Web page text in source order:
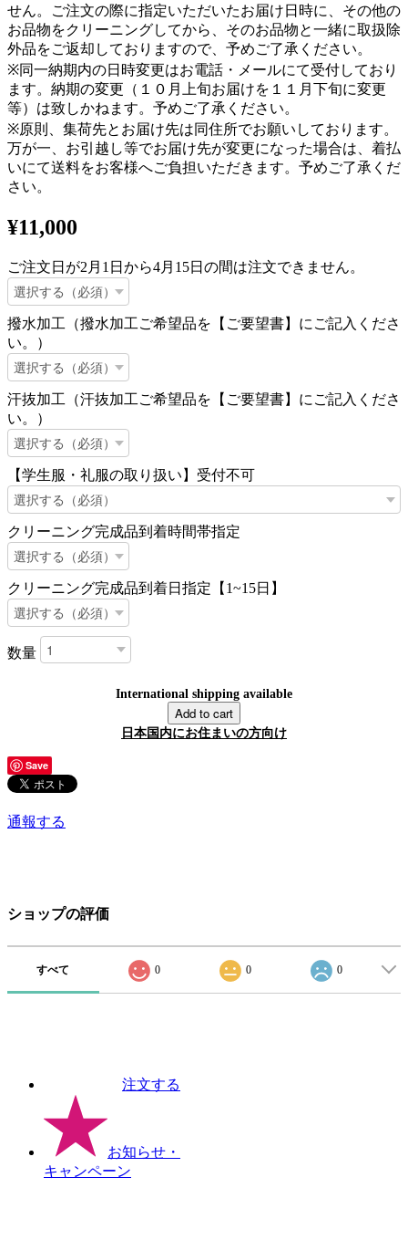
せん。ご注文の際に指定いただいたお届け日時に、その他の
お品物をクリーニングしてから、そのお品物と一緒に取扱除
外品をご返却しておりますので、予めご了承ください。
※同一納期内の日時変更はお電話・メールにて受付しており
ます。納期の変更（１０月上旬お届けを１１月下旬に変更
等）は致しかねます。予めご了承ください。
※原則、集荷先とお届け先は同住所でお願いしております。
万が一、お引越し等でお届け先が変更になった場合は、着払
いにて送料をお客様へご負担いただきます。予めご了承くだ
さい。
¥11,000
ご注文日が2月1日から4月15日の間は注文できません。
撥水加工（撥水加工ご希望品を【ご要望書】にご記入くださ
い。）
汗抜加工（汗抜加工ご希望品を【ご要望書】にご記入くださ
い。）
【学生服・礼服の取り扱い】受付不可
クリーニング完成品到着時間帯指定
クリーニング完成品到着日指定【1~15日】
数量
International shipping available
Add to cart
日本国内にお住まいの方向け
Save
通報する
ショップの評価
すべて 0 0 0
注文する
お知らせ ・
キャンペーン